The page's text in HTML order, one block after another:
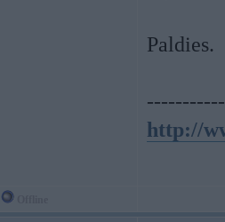
Paldies.
http://